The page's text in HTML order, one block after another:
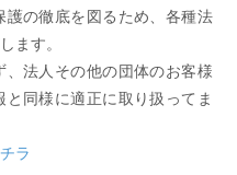
の徹底を図るため、各種法
ます。
法人その他の団体のお客様
同様に適正に取り扱ってま
ラ